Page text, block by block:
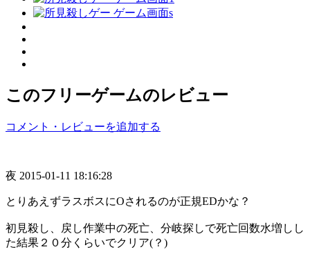
このフリーゲームのレビュー
コメント・レビューを追加する
夜 2015-01-11 18:16:28
とりあえずラスボスにOされるのが正規EDかな？
初見殺し、戻し作業中の死亡、分岐探しで死亡回数水増しし
た結果２０分くらいでクリア(？)